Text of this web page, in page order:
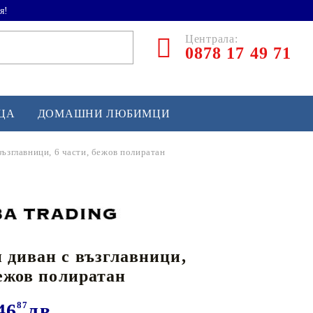
Централа:
0878 17 49 71
и софтбол
и лакрос
спортно оборудване
ДОМАШНИ ЛЮБИМЦИ
6 части, бежов полиратан
диван с възглавници,
полиратан
87